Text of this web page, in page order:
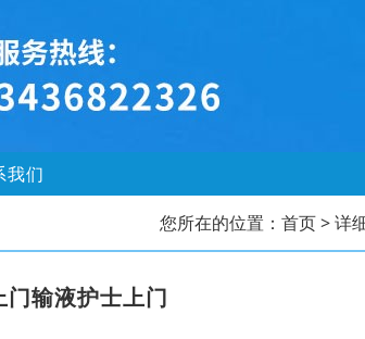
我们
您所在的位置： 首页> 详
输液护士上门